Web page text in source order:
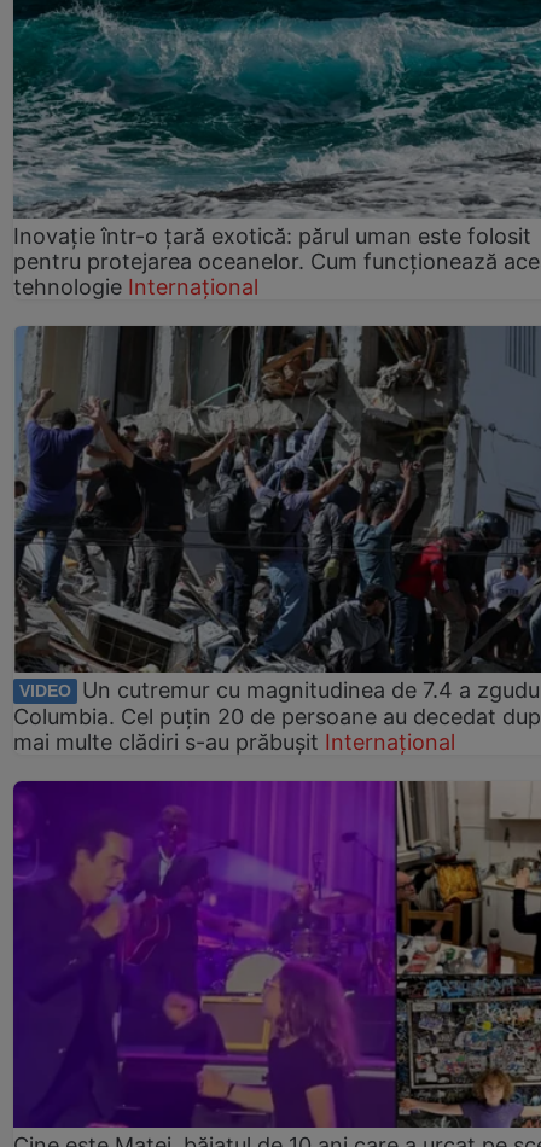
Inovație într-o țară exotică: părul uman este folosit
pentru protejarea oceanelor. Cum funcționează
tehnologie Internațional
VIDEO
Un cutremur cu magnitudinea de 7.4 a
Columbia. Cel puțin 20 de persoane au decedat
mai multe clădiri s-au prăbușit Internațional